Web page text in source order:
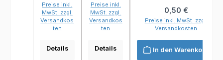
Preise inkl.
MwSt. zzgl.
Versandkos
ten
Details
Preise inkl.
MwSt. zzgl.
Versandkos
ten
Details
Regulärer Preis:
0,50 €
Preise inkl. MwSt. zzgl.
Versandkosten
In den Warenkorb